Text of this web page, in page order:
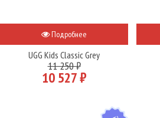
Подробнее
UGG Kids Classic Grey
11 250 ₽
10 527 ₽
HIT